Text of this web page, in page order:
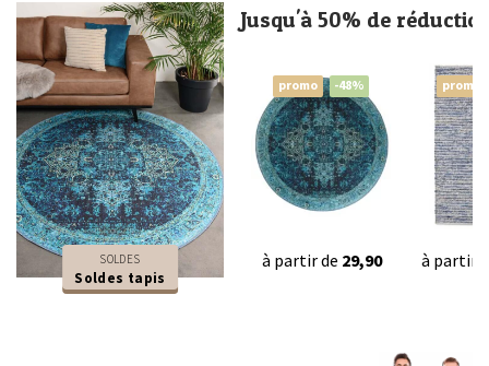
SOLDES
Soldes tapis
Jusqu'à 50% de
promo -48%
à partir de 29,90
promo
à partir